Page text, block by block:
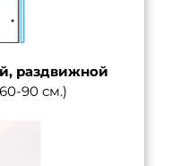
раздвижной
90 см.)